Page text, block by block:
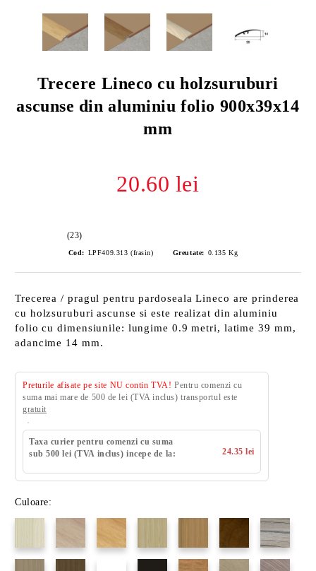
Trecere Lineco cu holzsuruburi
ascunse din aluminiu folio 900x39x14
mm
20.60 lei
(23)
Cod: LPF409.313 (frasin) Greutate: 0.135 Kg
Trecerea / pragul pentru pardoseala Lineco are prinderea
cu holzsuruburi ascunse si este realizat din aluminiu
folio cu dimensiunile: lungime 0.9 metri, latime 39 mm,
adancime 14 mm.
Preturile afisate pe site NU contin TVA! Pentru comenzi cu
suma mai mare de 500 de lei (TVA inclus) transportul este
gratuit
Taxa curier pentru comenzi cu suma
sub 500 lei (TVA inclus) incepe de la:
24.35 lei
Culoare: